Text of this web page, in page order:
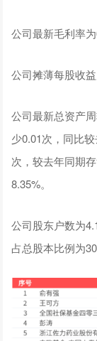
公司最新毛利率
公司摊薄每股收益
公司最新总资产
少0.01次，同比
次，较去年同期
8.35%。
公司股东户数为
占总股本比例为